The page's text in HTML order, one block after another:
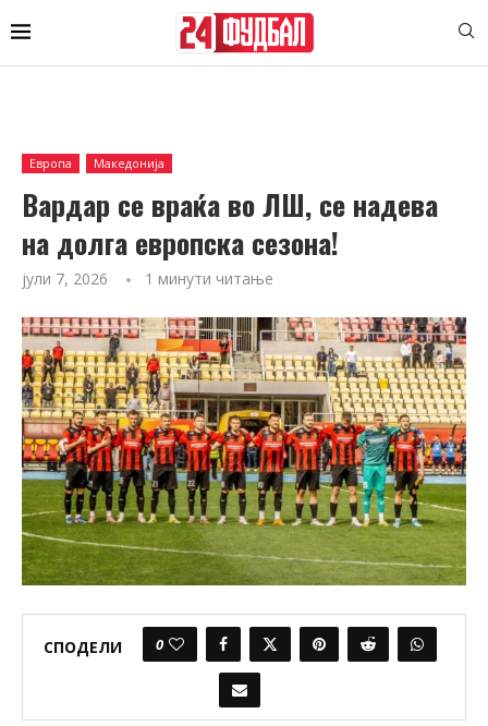
Европа Македонија
Вардар се враќа во ЛШ, се надева
на долга европска сезона!
јули 7, 2026 1 минути читање
СПОДЕЛИ 0